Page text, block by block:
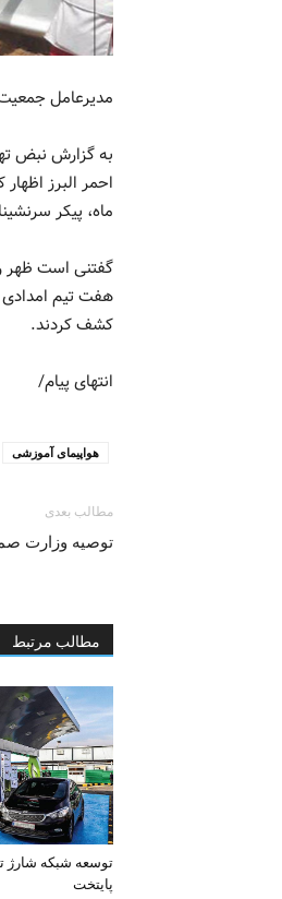
مدیرعامل جمعیت
به گزارش نبض
احمر البرز
ماه، پیکر
گفتنی است ظهر
هفت تیم امدادی
کشف کردند.
انتهای پیام/
هواپیمای آموزشی
مطالب بعدی
توصیه وزارت
مطالب مرتبط
توسعه شبکه شارژ
پایتخت